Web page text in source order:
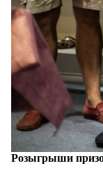
Розыгрыши